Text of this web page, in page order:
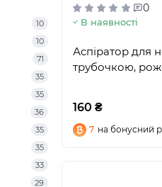
10
10
71
35
35
36
35
35
33
29
0
В наявності
Аспіратор для
трубочкою,
160 ₴
7 на бонусний